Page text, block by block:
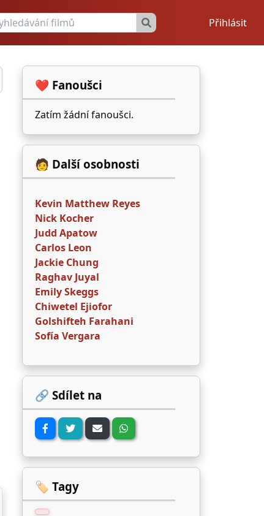
Přihlásit
❤️ Fanoušci
Zatím žádní fanoušci.
🧑 Další osobnosti
Kevin Matthew Reyes
Nick Kocher
Judd Apatow
Carlos Leon
Jackie Chung
Raghav Juyal
Emily Skeggs
Chiwetel Ejiofor
Golshifteh Farahani
Sofía Vergara
🔗 Sdílet na
🏷️ Tagy